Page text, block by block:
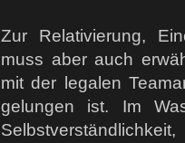
Zur Relativierung,
muss aber auch
mit der legalen
gelungen ist. Im